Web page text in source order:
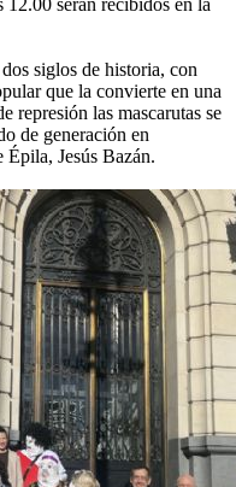
12.00 serán recibidos en la
siglos de historia, con
que la convierte en una
represión las mascarutas se
de generación en
Épila, Jesús Bazán.